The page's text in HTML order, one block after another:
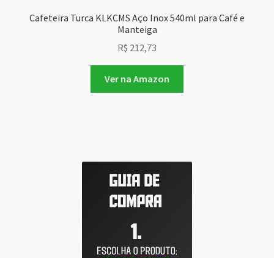
Cafeteira Turca KLKCMS Aço Inox 540ml para Café e
Manteiga
R$ 212,73
Ver na Amazon